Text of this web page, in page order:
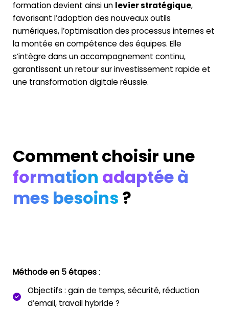
formation devient ainsi un levier stratégique,
favorisant l’adoption des nouveaux outils
numériques, l’optimisation des processus internes et
la montée en compétence des équipes. Elle
s’intègre dans un accompagnement continu,
garantissant un retour sur investissement rapide et
une transformation digitale réussie.
Comment choisir une
formation adaptée à
mes besoins ?
Méthode en 5 étapes :
Objectifs : gain de temps, sécurité, réduction
d’email, travail hybride ?